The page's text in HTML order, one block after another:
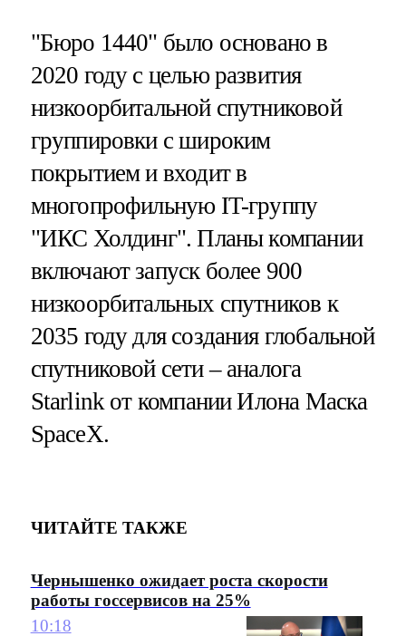
"Бюро 1440" было основано в
2020 году с целью развития
низкоорбитальной спутниковой
группировки с широким
покрытием и входит в
многопрофильную IT-группу
"ИКС Холдинг". Планы компании
включают запуск более 900
низкоорбитальных спутников к
2035 году для создания глобальной
спутниковой сети – аналога
Starlink от компании Илона Маска
SpaceX.
ЧИТАЙТЕ ТАКЖЕ
Чернышенко ожидает роста скорости
работы госсервисов на 25%
10:18